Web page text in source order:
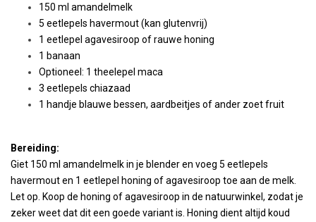
150 ml amandelmelk
5 eetlepels havermout (kan glutenvrij)
1 eetlepel agavesiroop of rauwe honing
1 banaan
Optioneel: 1 theelepel maca
3 eetlepels chiazaad
1 handje blauwe bessen, aardbeitjes of ander zoet fruit
Bereiding:
Giet 150 ml amandelmelk in je blender en voeg 5 eetlepels
havermout en 1 eetlepel honing of agavesiroop toe aan de melk.
Let op. Koop de honing of agavesiroop in de natuurwinkel, zodat je
zeker weet dat dit een goede variant is. Honing dient altijd koud